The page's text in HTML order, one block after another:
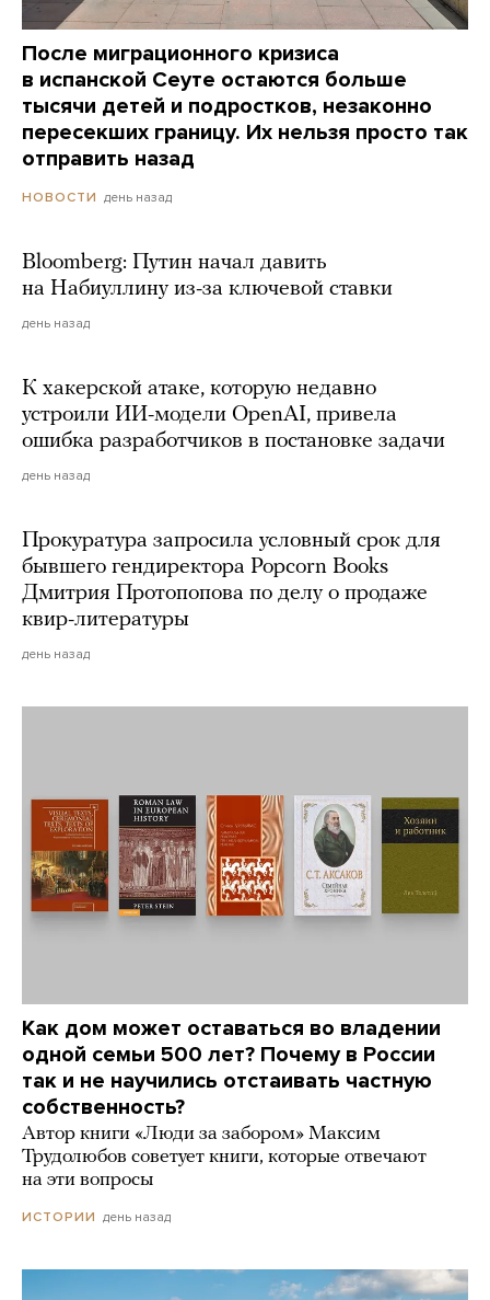
После миграционного кризиса
в испанской Сеуте остаются больше
тысячи детей и подростков, незаконно
пересекших границу. Их нельзя просто так
отправить назад
НОВОСТИ день назад
Bloomberg: Путин начал давить
на Набиуллину из-за ключевой ставки
день назад
К хакерской атаке, которую недавно
устроили ИИ-модели OpenAI, привела
ошибка разработчиков в постановке задачи
день назад
Прокуратура запросила условный срок для
бывшего гендиректора Popcorn Books
Дмитрия Протопопова по делу о продаже
квир-литературы
день назад
Как дом может оставаться во владении
одной семьи 500 лет? Почему в России
так и не научились отстаивать частную
собственность?
Автор книги «Люди за забором» Максим
Трудолюбов советует книги, которые отвечают
на эти вопросы
ИСТОРИИ день назад